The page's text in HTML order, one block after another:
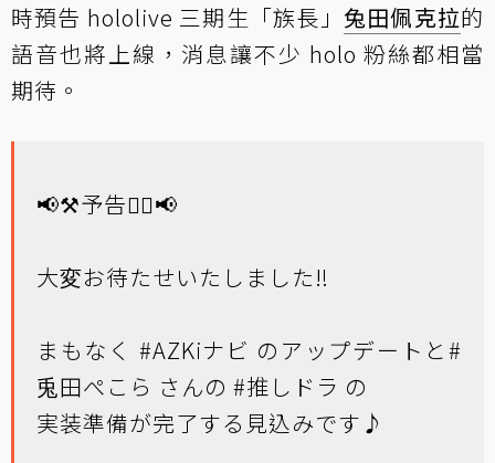
時預告 hololive 三期生「族長」 兔田佩克拉的
語音也將上線，消息讓不少 holo 粉絲都相當
期待。
📢⚒️予告👯‍♀️📢
大変お待たせいたしました‼
まもなく #AZKiナビ のアップデートと#
兎田ぺこら さんの #推しドラ の
実装準備が完了する見込みです♪